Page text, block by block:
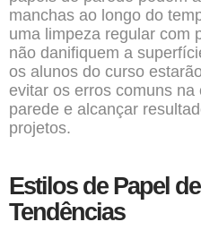
manchas ao longo do
uma limpeza regular com
não danifiquem a
os alunos do curso
evitar os erros comuns
parede e alcançar
projetos.
Estilos de Papel
Tendências